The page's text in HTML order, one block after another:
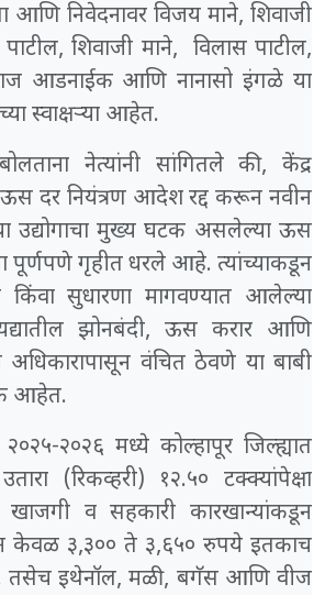
आणि निवेदनावर विजय माने, शिवाजी
शिवाजी माने, विलास पाटील,
आडनाईक आणि नानासो इंगळे या
स्वाक्षऱ्या आहेत.
नेत्यांनी सांगितले की, केंद्र
दर नियंत्रण आदेश रद्द करून नवीन
उद्योगाचा मुख्य घटक असलेल्या ऊस
पूर्णपणे गृहीत धरले आहे. त्यांच्याकडून
किंवा सुधारणा मागवण्यात आलेल्या
झोनबंदी, ऊस करार आणि
अधिकारापासून वंचित ठेवणे या बाबी
आहेत.
२०२६ मध्ये कोल्हापूर जिल्ह्यात
(रिकव्हरी) १२.५० टक्क्यांपेक्षा
खाजगी व सहकारी कारखान्यांकडून
केवळ ३,३०० ते ३,६५० रुपये इतकाच
तसेच इथेनॉल, मळी, बगॅस आणि वीज